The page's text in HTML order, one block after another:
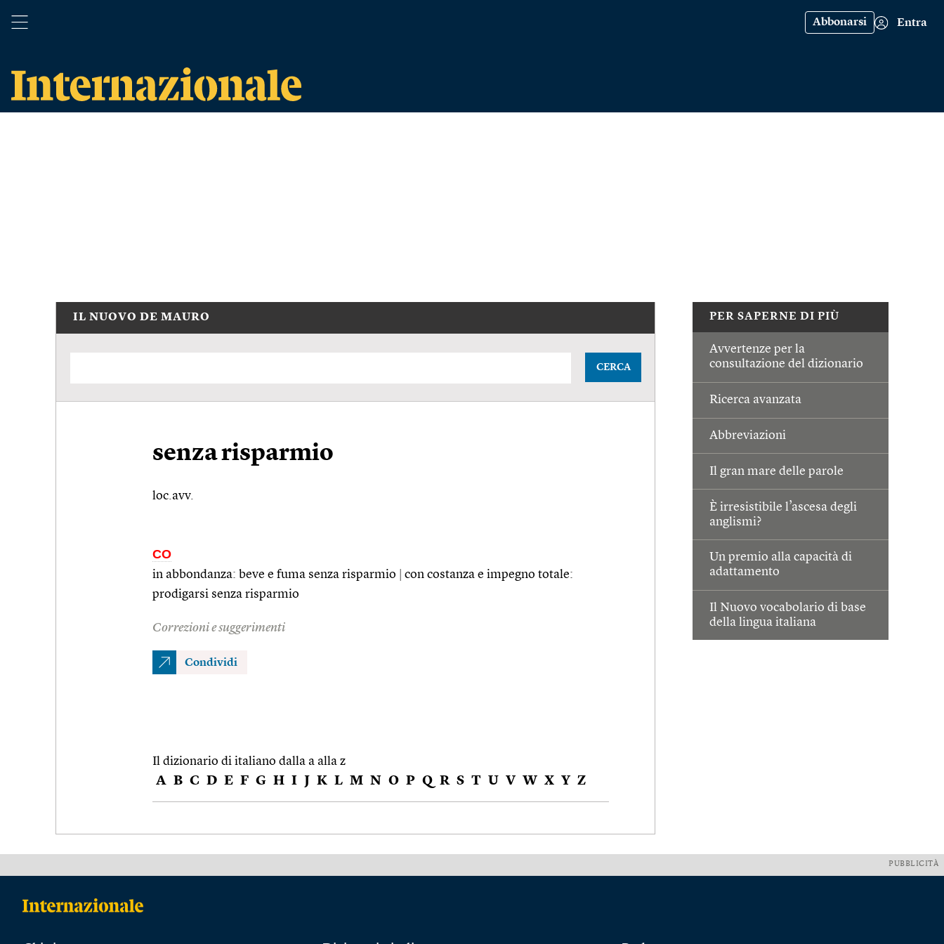
Abbonarsi Entra
PER SAPERNE DI PIÙ
Avvertenze per la
consultazione del dizionario
Ricerca avanzata
Abbreviazioni
Il gran mare delle parole
È irresistibile l’ascesa degli
anglismi?
Un premio alla capacità di
adattamento
Il Nuovo vocabolario di base
della lingua italiana
IL NUOVO DE MAURO
CERCA
senza risparmio
loc.avv.
CO
in abbondanza: beve e fuma senza risparmio
con costanza e impegno totale:
prodigarsi senza risparmio
Correzioni e suggerimenti
Condividi
Il dizionario di italiano dalla a alla z
A B C D E F G H I J K L M N O P Q R S T U V W X Y Z
PUBBLICITÀ